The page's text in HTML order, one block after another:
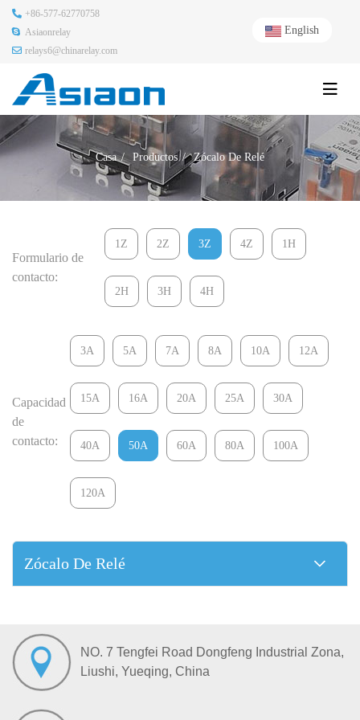
+86-577-62770758
Asiaonrelay
relays6@chinarelay.com
English
Casa Productos Zócalo De Relé
Formulario de
contacto:
1Z 2Z 3Z 4Z 1H
2H 3H 4H
Capacidad
de
contacto:
3A 5A 7A 8A 10A 12A
15A 16A 20A 25A 30A
40A 50A 60A 80A 100A
120A
Zócalo De Relé
NO. 7 Tengfei Road Dongfeng Industrial Zona,
Liushi, Yueqing, China